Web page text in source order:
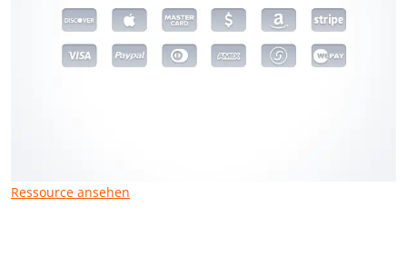
Ressource ansehen